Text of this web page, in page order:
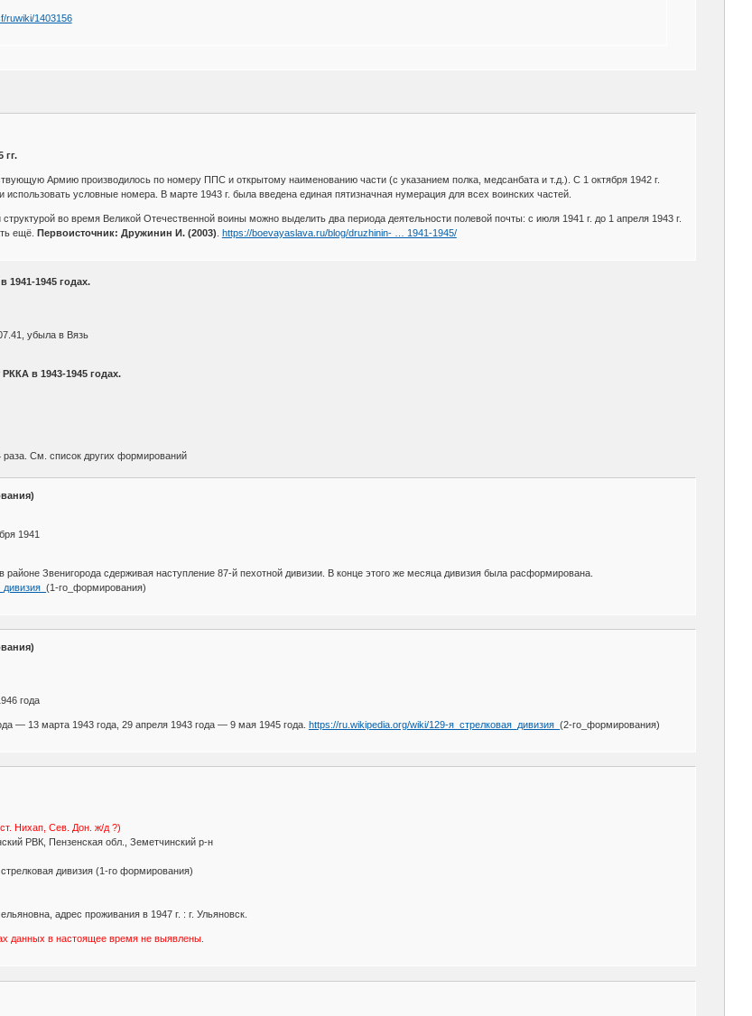
ruwiki/1403156
гг.
Армию производилось по номеру ППС и открытому наименованию части (с указанием полка, медсанбата и т.д.). С 1 октября 1942 г.
использовать условные номера. В марте 1943 г. была введена единая пятизначная нумерация для всех воинских частей.
во время Великой Отечественной воины можно выделить два периода деятельности полевой почты: с июля 1941 г. до 1 апреля 1943 г.
ещё. Первоисточник: Дружинин И. (2003) https://boevayaslava.ru/blog/druzhinin- … 1941-1945/
1941-1945 годах.
убыла в Вязь
в 1943-1945 годах.
раза. См. список других формирований
1941
районе Звенигорода сдерживая наступление 87-й пехотной дивизии. В конце этого же месяца дивизия была расформирована.
(1-го_формирования)
года
— 13 марта 1943 года, 29 апреля 1943 года — 9 мая 1945 года. https://ru.wikipedia.org/wiki/129-я_стрелковая_дивизия_ (2-го_формирования)
Нихап, Сев. Дон. ж/д ?)
РВК, Пензенская обл., Земетчинский р-н
дивизия (1-го формирования)
адрес проживания в 1947 г. : г. Ульяновск.
данных в настоящее время не выявлены.